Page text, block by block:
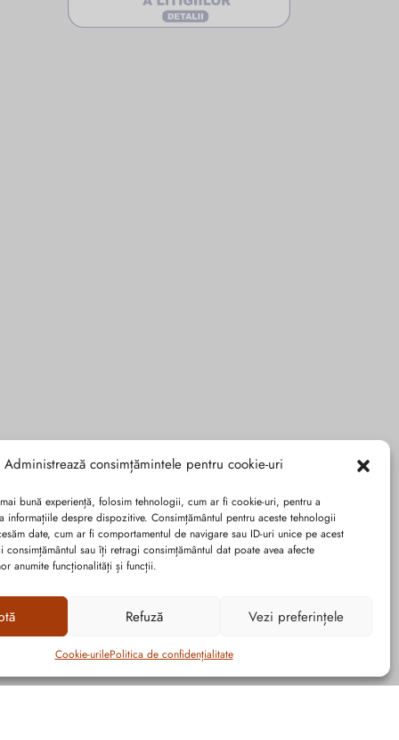
Administrează consimțămintele pentru cookie-uri
bună experiență, folosim tehnologii, cum ar fi cookie-uri, pentru a
informațiile despre dispozitive. Consimțământul pentru aceste tehnologii
date, cum ar fi comportamentul de navigare sau ID-uri unice pe acest
consimțământul sau îți retragi consimțământul dat poate avea afecte
anumite funcționalități și funcții.
Refuză Vezi preferințele
Cookie-urilePolitica de confidențialitate